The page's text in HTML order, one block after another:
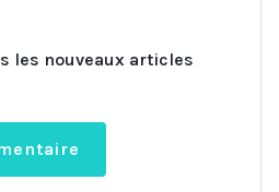
les nouveaux articles